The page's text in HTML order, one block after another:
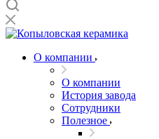
О компании
О компании
История завода
Сотрудники
Полезное